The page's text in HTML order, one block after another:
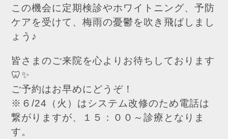
この機会に定期検診やホワイトニング、予防
ケアを受けて、梅雨の憂鬱を吹き飛ばしまし
ょう♪
皆さまのご来院を心よりお待ちしております
🦷✨
ご予約はお早めにどうぞ！
※６/24（火）はシステム改修のため電話は
繋がりますが、１５：００～診療となりま
す。